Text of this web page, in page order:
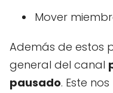
Mover
Además de estos
general del canal
pausado. Este